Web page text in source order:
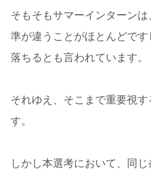
そもそもサマーインターン
準が違うことがほとんどで
落ちるとも言われています。
それゆえ、そこまで重要視
す。
しかし本選考において、同